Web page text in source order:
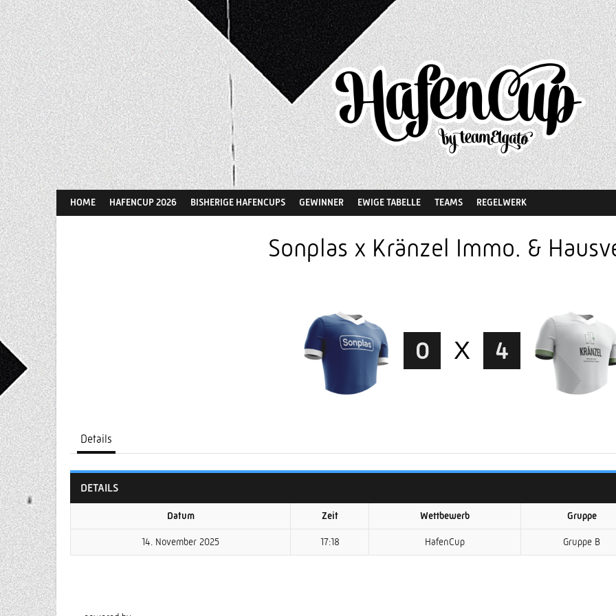
Springe
zum
Inhalt
HOME HAFENCUP 2026 BISHERIGE HAFENCUPS GEWINNER EWIGE TABELLE TEAMS REGELWERK
Sonplas x Kränzel Immo. &
0 X 4
Details
DETAILS
Datum Zeit Wettbewerb Gruppe
14. November 2025 17:18 HafenCup Gruppe B